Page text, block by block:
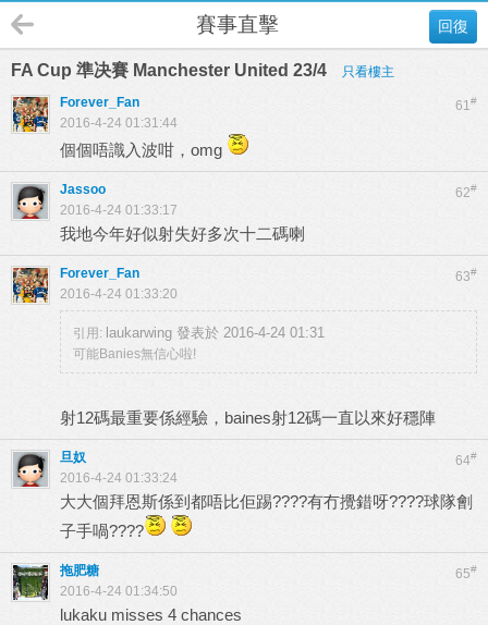
回復
賽事直擊
FA Cup 準决賽 Manchester United 23/4 只看樓主
61#
Forever_Fan
2016-4-24 01:31:44
個個唔識入波咁，omg
62#
Jassoo
2016-4-24 01:33:17
我地今年好似射失好多次十二碼喇
63#
Forever_Fan
2016-4-24 01:33:20
引用: laukarwing 發表於 2016-4-24 01:31
可能Banies無信心啦!
射12碼最重要係經驗，baines射12碼一直以來好穩陣
64#
旦奴
2016-4-24 01:33:24
大大個拜恩斯係到都唔比佢踢????有冇攪錯呀????球隊劊
子手喎????
65#
拖肥糖
2016-4-24 01:34:50
lukaku misses 4 chances